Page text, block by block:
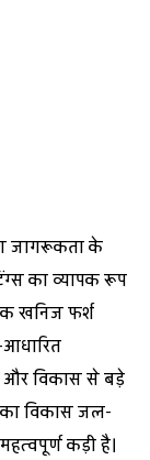
जागरूकता के
का व्यापक रूप
खनिज फर्श
और विकास से बड़े
विकास जल-
कड़ी है।